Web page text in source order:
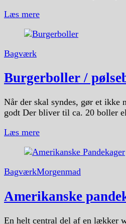
Læs mere
Bagværk
Burgerboller /
Når der skal syndes, gør et ikke
godt Der bliver til ca. 20 boller
Læs mere
BagværkMorgenmad
Amerikanske
En helt central del af en lækker